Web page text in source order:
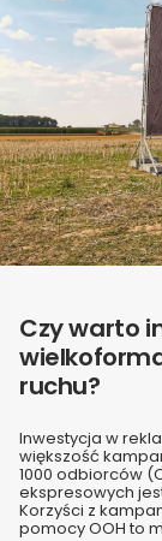
Czy warto
ruchu?
Inwestycja w
większość
1000 odbiorców
ekspresowych
Korzyści z
pomocy OOH to